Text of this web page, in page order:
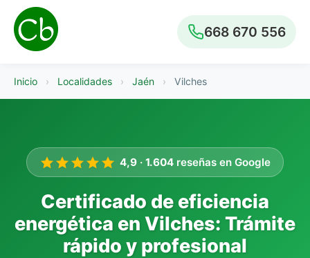
668 670 556
Inicio › Localidades › Jaén › Vilches
4,9 · 1.604 reseñas en Google
Certificado de eficiencia
energética en Vilches: Trámite
rápido y profesional